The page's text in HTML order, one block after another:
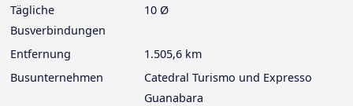
Tägliche
Busverbindungen
10 Ø
Entfernung
1.505,6 km
Busunternehmen
Catedral Turismo und Expresso
Guanabara